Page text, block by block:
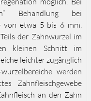
Behandlung bei
von etwa 5 bis 6 mm.
der Zahnwurzel im
kleinen Schnitt im
leichter zugänglich
werden
Zahnfleischgewebe
an den Zahn